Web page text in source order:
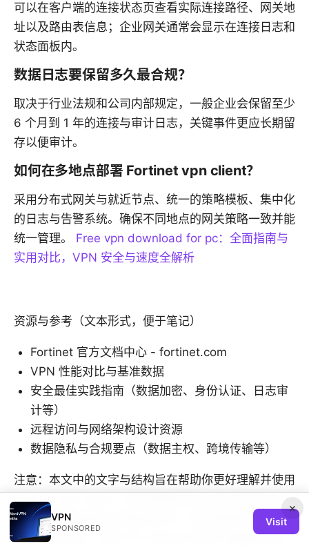
可以在客户端的连接状态页查看实际连接路径、网关地
址以及路由表信息；企业网关通常会显示在连接日志和
状态面板内。
数据日志要保留多久最合规？
取决于行业法规和公司内部规定，一般企业会保留至少
6 个月到 1 年的连接与审计日志，关键事件更应长期留
存以便审计。
如何在多地点部署 Fortinet vpn client？
采用分布式网关与就近节点、统一的策略模板、集中化
的日志与告警系统。确保不同地点的网关策略一致并能
统一管理。 Free vpn download for pc：全面指南与
实用对比，VPN 安全与速度全解析
资源与参考（文本形式，便于笔记）
Fortinet 官方文档中心 - fortinet.com
VPN 性能对比与基准数据
安全最佳实践指南（数据加密、身份认证、日志审
计等）
远程访问与网络架构设计资源
数据隐私与合规要点（数据主权、跨境传输等）
注意：本文中的文字与结构旨在帮助你更好理解并使用
Fortinet vpn client，实际部署应结合你所在组织的 IT
政策、网关配置及合规要求执行。若你需要购买或查看
更多相关资源，点击下方 affiliate 链接了解最新优惠
×
VPN
SPONSORED
Visit